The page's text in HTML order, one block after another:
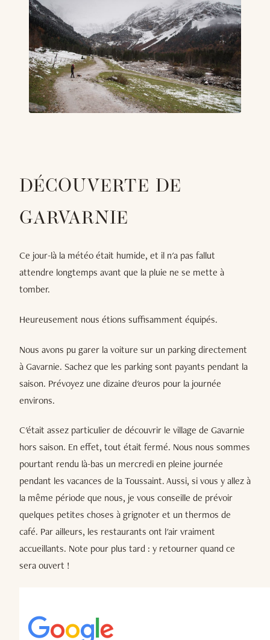
DÉCOUVERTE DE
GARVARNIE
Ce jour-là la météo était humide, et il n'a pas fallut
attendre longtemps avant que la pluie ne se mette à
tomber.
Heureusement nous étions suffisamment équipés.
Nous avons pu garer la voiture sur un parking directement
à Gavarnie. Sachez que les parking sont payants pendant la
saison. Prévoyez une dizaine d'euros pour la journée
environs.
C'était assez particulier de découvrir le village de Gavarnie
hors saison. En effet, tout était fermé. Nous nous sommes
pourtant rendu là-bas un mercredi en pleine journée
pendant les vacances de la Toussaint. Aussi, si vous y allez à
la même période que nous, je vous conseille de prévoir
quelques petites choses à grignoter et un thermos de
café. Par ailleurs, les restaurants ont l'air vraiment
accueillants. Note pour plus tard : y retourner quand ce
sera ouvert !